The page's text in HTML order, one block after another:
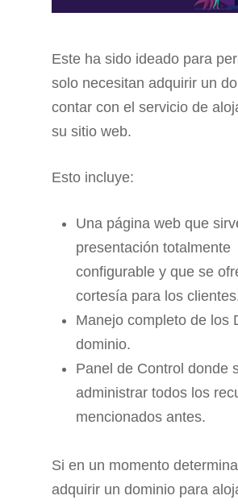
Este ha sido ideado para
solo necesitan adquirir un
contar con el servicio de
su sitio web.
Esto incluye:
Una página web que
presentación totalmente
configurable y que se
cortesía para los
Manejo completo de los
dominio.
Panel de Control donde
administrar todos los
mencionados antes.
Si en un momento
adquirir un dominio para